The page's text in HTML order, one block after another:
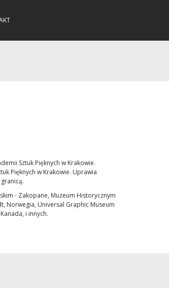
Sztuk Pięknych w Krakowie.
Pięknych w Krakowie. Uprawia
- Zakopane, Muzeum Historycznym
Norwegia, Universal Graphic Museum
i innych.